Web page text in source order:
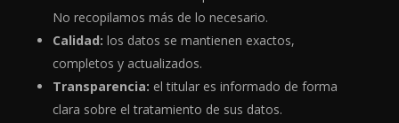
No recopilamos más de lo necesario.
Calidad: los datos se mantienen exactos,
completos y actualizados.
Transparencia: el titular es informado de forma
clara sobre el tratamiento de sus datos.